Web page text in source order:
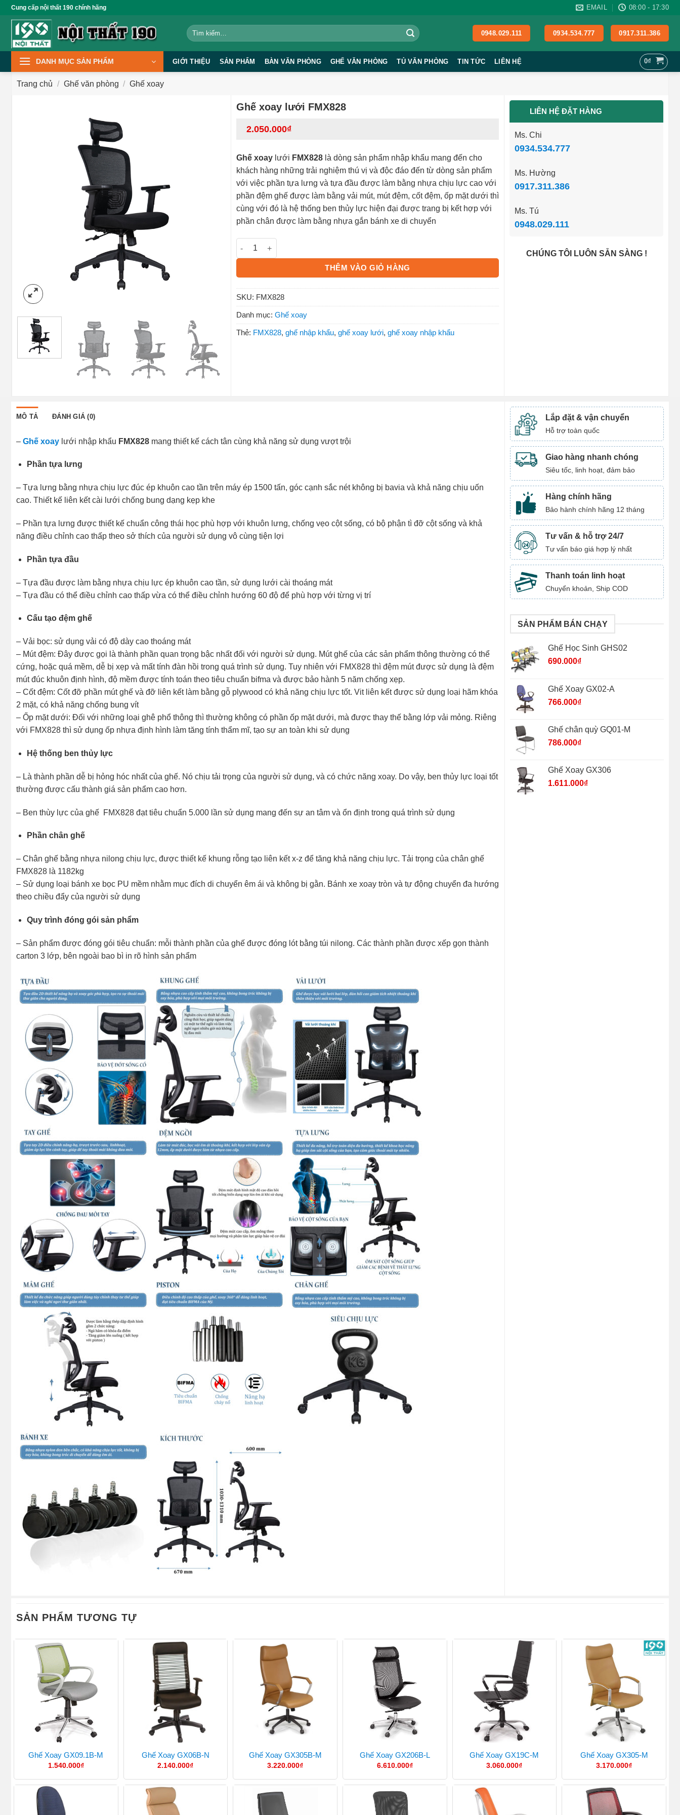
qua
dung
Cung cấp nội thất 190 chính hãng EMAIL 08:00 - 17:30
Tìm
kiếm:
0948.029.111 0934.534.777 0917.311.386
DANH MỤC SẢN PHẨM GIỚI THIỆU SẢN PHẨM BÀN VĂN PHÒNG GHẾ VĂN PHÒNG TỦ VĂN PHÒNG TIN TỨC LIÊN HỆ 0₫
Trang chủ / Ghế văn phòng / Ghế xoay
Ghế xoay lưới FMX828
2.050.000₫
Ghế xoay lưới FMX828là dòng sản phẩm nhập khẩu mang đến cho
khách hàng những trải nghiệm thú vị và độc đáo đến từ dòng sản phẩm
với việc phần tựa lưng và tựa đầu được làm bằng nhựa chịu lực cao với
phần đệm ghế được làm bằng vải mút, mút đệm, cốt đệm, ốp mặt dưới thì
cùng với đó là hệ thống ben thủy lực hiện đại được trang bị kết hợp với
phần chân được làm bằng nhựa gắn bánh xe di chuyển
Ghế xoay lưới FMX828 số lượng
THÊM VÀO GIỎ HÀNG
SKU: FMX828
Danh mục: Ghế xoay
Thẻ: FMX828, ghế nhập khẩu, ghế xoay lưới, ghế xoay nhập khẩu
LIÊN HỆ ĐẶT HÀNG
Ms. Chi
0934.534.777
Ms. Hường
0917.311.386
Ms. Tú
0948.029.111
CHÚNG TÔI LUÔN SẴN SÀNG !
MÔ TẢ ĐÁNH GIÁ (0)
– Ghế xoay lưới nhập khẩu FMX828 mang thiết kế cách tân cùng khả năng sử dụng vượt trội
Phần tựa lưng
– Tựa lưng bằng nhựa chịu lực đúc ép khuôn cao tần trên máy ép 1500 tấn, góc cạnh sắc nét không bị bavia và khả năng chịu uốn
cao. Thiết kế liên kết cài lưới chống bung dạng kẹp khe
– Phần tựa lưng được thiết kế chuẩn công thái học phù hợp với khuôn lưng, chống vẹo cột sống, có bộ phận tì đỡ cột sống và khả
năng điều chỉnh cao thấp theo sở thích của người sử dụng vô cùng tiện lợi
Phần tựa đầu
– Tựa đầu được làm bằng nhựa chịu lực ép khuôn cao tần, sử dụng lưới cài thoáng mát
– Tựa đầu có thể điều chỉnh cao thấp vừa có thể điều chỉnh hướng 60 độ để phù hợp với từng vị trí
Cấu tạo đệm ghế
– Vải bọc: sử dụng vải có độ dày cao thoáng mát
– Mút đệm: Đây được gọi là thành phần quan trọng bậc nhất đối với người sử dụng. Mút ghế của các sản phẩm thông thường có thể
cứng, hoặc quá mềm, dễ bị xẹp và mất tính đàn hồi trong quá trình sử dụng. Tuy nhiên với FMX828 thì đệm mút được sử dụng là đệm
mút đúc khuôn định hình, độ mềm được tính toán theo tiêu chuẩn bifma và được bảo hành 5 năm chống xẹp.
– Cốt đệm: Cốt đỡ phần mút ghế và đỡ liên kết làm bằng gỗ plywood có khả năng chịu lực tốt. Vit liên kết được sử dụng loại hãm khóa
2 mặt, có khả năng chống bung vít
– Ốp mặt dưới: Đối với những loại ghê phổ thông thì thường không có phần ốp mặt dưới, mà được thay thế bằng lớp vải mỏng. Riêng
với FMX828 thì sử dụng ốp nhựa định hình làm tăng tính thẩm mĩ, tạo sự an toàn khi sử dụng
Hệ thống ben thủy lực
– Là thành phần dễ bị hỏng hóc nhất của ghế. Nó chịu tải trọng của người sử dụng, và có chức năng xoay. Do vậy, ben thủy lực loại tốt
thường được cấu thành giá sản phẩm cao hơn.
– Ben thùy lực của ghế FMX828 đạt tiêu chuẩn 5.000 lần sử dụng mang đến sự an tâm và ổn định trong quá trình sử dụng
Phần chân ghế
– Chân ghế bằng nhựa nilong chịu lực, được thiết kế khung rỗng tạo liên kết x-z để tăng khả năng chịu lực. Tải trọng của chân ghế
FMX828 là 1182kg
– Sử dụng loại bánh xe bọc PU mềm nhằm mục đích di chuyển êm ái và không bị gằn. Bánh xe xoay tròn và tự động chuyển đa hướng
theo chiều đẩy của người sử dụng
Quy trình đóng gói sản phẩm
– Sản phẩm được đóng gói tiêu chuẩn: mỗi thành phần của ghế được đóng lót bằng túi nilong. Các thành phần được xếp gọn thành
carton 3 lớp, bên ngoài bao bì in rõ hình sản phẩm
Lắp đặt & vận chuyển
Hỗ trợ toàn quốc
Giao hàng nhanh chóng
Siêu tốc, linh hoạt, đảm bảo
Hàng chính hãng
Bảo hành chính hãng 12 tháng
Tư vấn & hỗ trợ 24/7
Tư vấn báo giá hợp lý nhất
Thanh toán linh hoạt
Chuyển khoản, Ship COD
SẢN PHẨM BÁN CHẠY
Ghế Học Sinh GHS02
690.000₫
Ghế Xoay GX02-A
766.000₫
Ghế chân quỳ GQ01-M
786.000₫
Ghế Xoay GX306
1.611.000₫
SẢN PHẨM TƯƠNG TỰ
Ghế Xoay GX09.1B-M
1.540.000₫
Ghế Xoay GX06B-N
2.140.000₫
Ghế Xoay GX305B-M
3.220.000₫
Ghế Xoay GX206B-L
6.610.000₫
Ghế Xoay GX19C-M
3.060.000₫
Ghế Xoay GX305-M
3.170.000₫